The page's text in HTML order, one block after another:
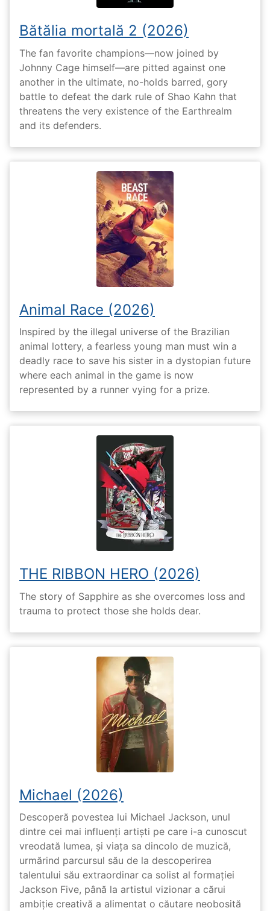
Bătălia mortală 2 (2026)
The fan favorite champions—now joined by
Johnny Cage himself—are pitted against one
another in the ultimate, no-holds barred, gory
battle to defeat the dark rule of Shao Kahn that
threatens the very existence of the Earthrealm
and its defenders.
Animal Race (2026)
Inspired by the illegal universe of the Brazilian
animal lottery, a fearless young man must win a
deadly race to save his sister in a dystopian future
where each animal in the game is now
represented by a runner vying for a prize.
THE RIBBON HERO (2026)
The story of Sapphire as she overcomes loss and
trauma to protect those she holds dear.
Michael (2026)
Descoperă povestea lui Michael Jackson, unul
dintre cei mai influenți artiști pe care i-a cunoscut
vreodată lumea, și viața sa dincolo de muzică,
urmărind parcursul său de la descoperirea
talentului său extraordinar ca solist al formației
Jackson Five, până la artistul vizionar a cărui
ambiție creativă a alimentat o căutare neobosită